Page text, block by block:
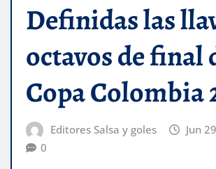
Definidas las
octavos de final
Copa Colombia
Editores Salsa y goles
Jun
0